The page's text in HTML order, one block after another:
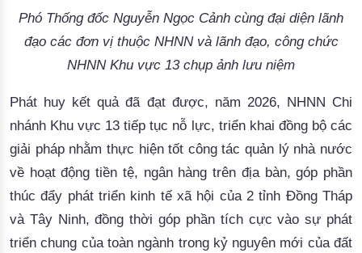
Phó Thống đốc Nguyễn Ngọc Cảnh cùng đại diện lãnh
đạo các đơn vị thuộc NHNN và lãnh đạo, công chức
NHNN Khu vực 13 chụp ảnh lưu niệm
Phát huy kết quả đã đạt được, năm 2026, NHNN Chi
nhánh Khu vực 13 tiếp tục nỗ lực, triển khai đồng bộ các
giải pháp nhằm thực hiện tốt công tác quản lý nhà nước
về hoạt động tiền tệ, ngân hàng trên địa bàn, góp phần
thúc đẩy phát triển kinh tế xã hội của 2 tỉnh Đồng Tháp
và Tây Ninh, đồng thời góp phần tích cực vào sự phát
triển chung của toàn ngành trong kỷ nguyên mới của đất